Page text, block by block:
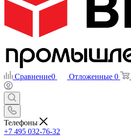
Сравнение0 Отложенные 0
Телефоны
+7 495 032-76-32